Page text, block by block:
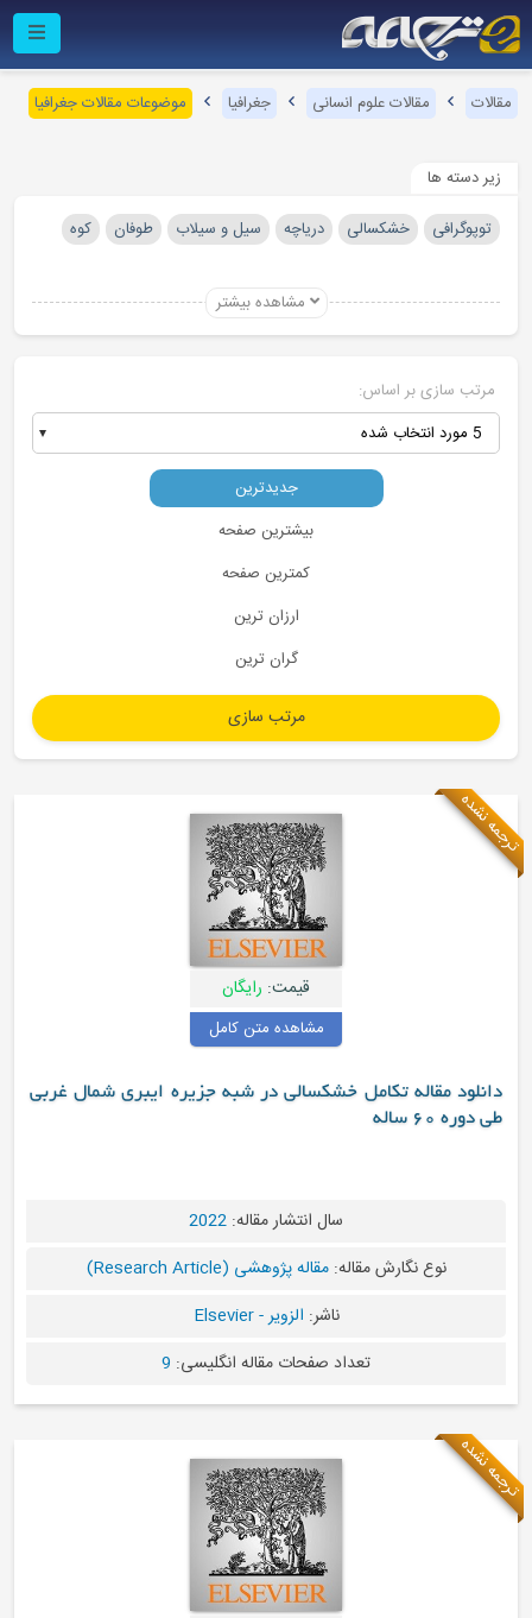
مقالات مقالات علوم انسانی جغرافیا موضوعات مقالات جغرافیا
زیر دسته ها
مشاهده بیشتر
توپوگرافی خشکسالی دریاچه سیل و سیلاب طوفان کوه
مرتب سازی بر اساس:
5 مورد انتخاب شده
جدیدترین
بیشترین صفحه
کمترین صفحه
ارزان ترین
گران ترین
ترجمه نشده
قیمت: رایگان
مشاهده متن کامل
دانلود مقاله تکامل خشکسالی در شبه جزیره ایبری شمال غربی
طی دوره 60 ساله
سال انتشار مقاله: 2022
نوع نگارش مقاله:مقاله پژوهشی (Research Article)
ناشر: الزویر - Elsevier
تعداد صفحات مقاله انگلیسی: 9
ترجمه نشده